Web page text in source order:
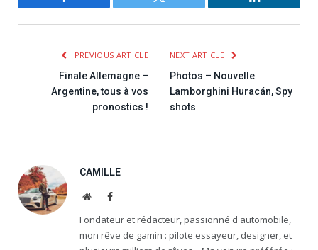
Facebook Twitter LinkedIn
PREVIOUS ARTICLE
Finale Allemagne –
Argentine, tous à vos
pronostics !
NEXT ARTICLE
Photos – Nouvelle
Lamborghini Huracán, Spy
shots
CAMILLE
WebsiteFacebook
Fondateur et rédacteur, passionné d'automobile,
mon rêve de gamin : pilote essayeur, designer, et